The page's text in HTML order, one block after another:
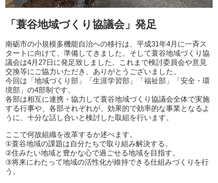
「蓑谷地域づくり協議会」発足
南砺市の小規模多機能自治への移行は、平成31年4月に一斉ス
タートに向けて、準備してきました。そして蓑谷地域づくり協
議会は4月27日に発足致しました。これまで検討委員会や意見
交換等にご協力いただき、ありがとうございました。
今回は「地域づくり部」「生涯学習部」「福祉部」「安全・環
境部」の4部制です。
各部は相互に連携・協力して蓑谷地域づくり協議会全体で実施
する行事や、各部それぞれが、効果的で効率的な事業となるよ
うに、十分な話し合いと検討した取組を行います。
ここで何故組織を改革するか述べます。
①蓑谷地域の課題は自分たちで取り組み解決する。
②住みたい地域と豊かな心で過ごせる地域を目指す。
③将来にわたって地域の活性化が維持できる仕組みづくりを行
う。